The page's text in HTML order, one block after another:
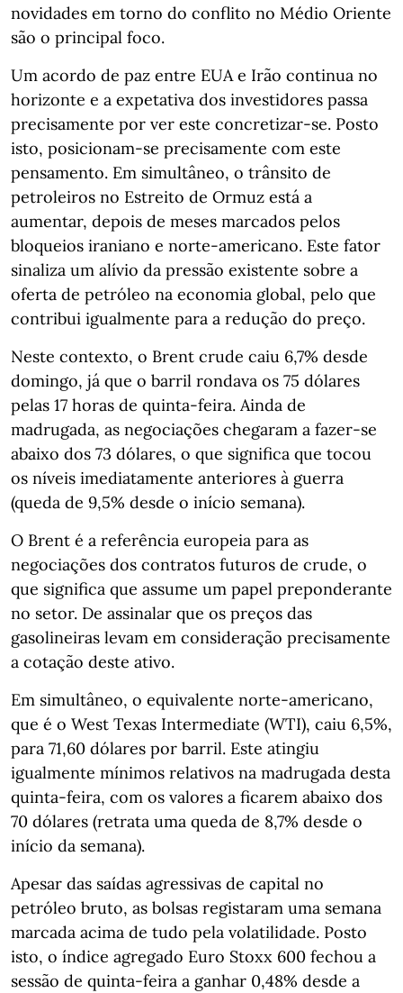
novidades em torno do conflito no Médio Oriente
são o principal foco.
Um acordo de paz entre EUA e Irão continua no
horizonte e a expetativa dos investidores passa
precisamente por ver este concretizar-se. Posto
isto, posicionam-se precisamente com este
pensamento. Em simultâneo, o trânsito de
petroleiros no Estreito de Ormuz está a
aumentar, depois de meses marcados pelos
bloqueios iraniano e norte-americano. Este fator
sinaliza um alívio da pressão existente sobre a
oferta de petróleo na economia global, pelo que
contribui igualmente para a redução do preço.
Neste contexto, o Brent crude caiu 6,7% desde
domingo, já que o barril rondava os 75 dólares
pelas 17 horas de quinta-feira. Ainda de
madrugada, as negociações chegaram a fazer-se
abaixo dos 73 dólares, o que significa que tocou
os níveis imediatamente anteriores à guerra
(queda de 9,5% desde o início semana).
O Brent é a referência europeia para as
negociações dos contratos futuros de crude, o
que significa que assume um papel preponderante
no setor. De assinalar que os preços das
gasolineiras levam em consideração precisamente
a cotação deste ativo.
Em simultâneo, o equivalente norte-americano,
que é o West Texas Intermediate (WTI), caiu 6,5%,
para 71,60 dólares por barril. Este atingiu
igualmente mínimos relativos na madrugada desta
quinta-feira, com os valores a ficarem abaixo dos
70 dólares (retrata uma queda de 8,7% desde o
início da semana).
Apesar das saídas agressivas de capital no
petróleo bruto, as bolsas registaram uma semana
marcada acima de tudo pela volatilidade. Posto
isto, o índice agregado Euro Stoxx 600 fechou a
sessão de quinta-feira a ganhar 0,48% desde a